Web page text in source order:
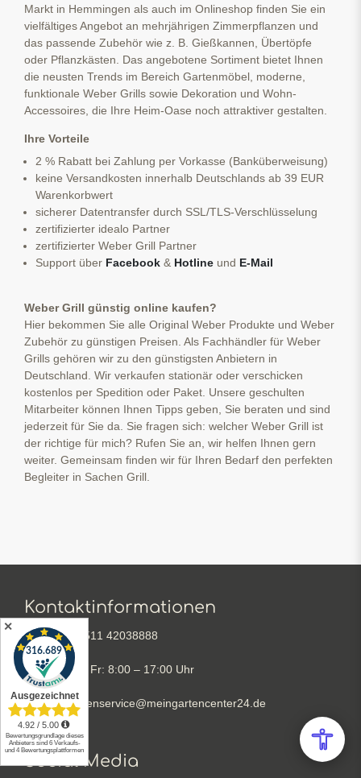
Markt in Hemmingen als auch im Onlineshop finden Sie ein
vielfältiges Angebot an mehrjährigen Zimmerpflanzen und
das passende Zubehör wie z. B. Gießkannen, Übertöpfe
oder Pflanzkästen. Das angebotene Sortiment bietet Ihnen
die neusten Trends im Bereich Gartenmöbel, moderne,
funktionale Weber Grills sowie Dekoration und Wohn-
Accessoires, die Ihre Heim-Oase noch attraktiver gestalten.
Ihre Vorteile
2 % Rabatt bei Zahlung per Vorkasse (Banküberweisung)
keine Versandkosten innerhalb Deutschlands ab 39 EUR
Warenkorbwert
sicherer Datentransfer durch SSL/TLS-Verschlüsselung
zertifizierter idealo Partner
zertifizierter Weber Grill Partner
Support über Facebook & Hotline und E-Mail
Weber Grill günstig online kaufen?
Hier bekommen Sie alle Original Weber Produkte und Weber
Zubehör zu günstigen Preisen. Als Fachhändler für Weber
Grills gehören wir zu den günstigsten Anbietern in
Deutschland. Wir verkaufen stationär oder verschicken
kostenlos per Spedition oder Paket. Unsere geschulten
Mitarbeiter können Ihnen Tipps geben, Sie beraten und sind
jederzeit für Sie da. Sie fragen sich: welcher Weber Grill ist
der richtige für mich? Rufen Sie an, wir helfen Ihnen gern
weiter. Gemeinsam finden wir für Ihren Bedarf den perfekten
Begleiter in Sachen Grill.
Kontaktinformationen
+49 511 42038888
Mo – Fr: 8:00 – 17:00 Uhr
kundenservice@meingartencenter24.de
Social Media
✕